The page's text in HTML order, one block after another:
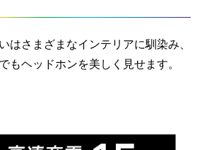
はさまざまなインテリアに馴染み、
もヘッドホンを美しく見せます。